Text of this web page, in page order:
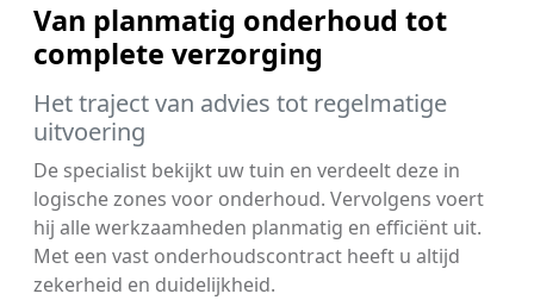
Van planmatig onderhoud tot
complete verzorging
Het traject van advies tot regelmatige
uitvoering
De specialist bekijkt uw tuin en verdeelt deze in
logische zones voor onderhoud. Vervolgens voert
hij alle werkzaamheden planmatig en efficiënt uit.
Met een vast onderhoudscontract heeft u altijd
zekerheid en duidelijkheid.